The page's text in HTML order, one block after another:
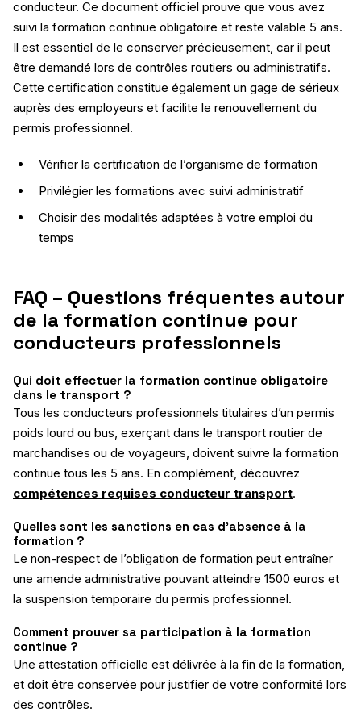
conducteur. Ce document officiel prouve que vous avez
suivi la formation continue obligatoire et reste valable 5 ans.
Il est essentiel de le conserver précieusement, car il peut
être demandé lors de contrôles routiers ou administratifs.
Cette certification constitue également un gage de sérieux
auprès des employeurs et facilite le renouvellement du
permis professionnel.
Vérifier la certification de l’organisme de formation
Privilégier les formations avec suivi administratif
Choisir des modalités adaptées à votre emploi du
temps
FAQ – Questions fréquentes autour
de la formation continue pour
conducteurs professionnels
Qui doit effectuer la formation continue obligatoire
dans le transport ?
Tous les conducteurs professionnels titulaires d’un permis
poids lourd ou bus, exerçant dans le transport routier de
marchandises ou de voyageurs, doivent suivre la formation
continue tous les 5 ans. En complément, découvrez
compétences requises conducteur transport.
Quelles sont les sanctions en cas d’absence à la
formation ?
Le non-respect de l’obligation de formation peut entraîner
une amende administrative pouvant atteindre 1500 euros et
la suspension temporaire du permis professionnel.
Comment prouver sa participation à la formation
continue ?
Une attestation officielle est délivrée à la fin de la formation,
et doit être conservée pour justifier de votre conformité lors
des contrôles.